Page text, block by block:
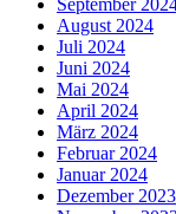
September
August 2024
Juli 2024
Juni 2024
Mai 2024
April 2024
März 2024
Februar 2024
Januar 2024
Dezember 2023